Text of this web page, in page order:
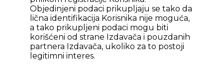
Objedinjeni podaci prikupljaju se tako da
lična identifikacija Korisnika nije moguća,
a tako prikupljeni podaci mogu biti
korišćeni od strane Izdavača i pouzdanih
partnera Izdavača, ukoliko za to postoji
legitimni interes.